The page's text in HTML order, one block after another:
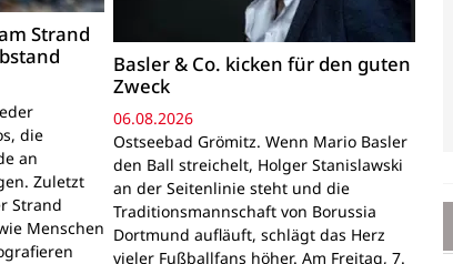
Strand
die
an
Zuletzt
Strand
Menschen
Basler & Co. kicken für den guten
Zweck
06.08.2026
Ostseebad Grömitz. Wenn Mario Basler
den Ball streichelt, Holger Stanislawski
an der Seitenlinie steht und die
Traditionsmannschaft von Borussia
Dortmund aufläuft, schlägt das Herz
vieler Fußballfans höher. Am Freitag, 7.